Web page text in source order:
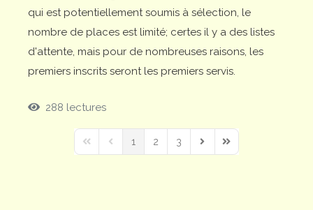
qui est potentiellement soumis à sélection, le
nombre de places est limité; certes il y a des listes
d'attente, mais pour de nombreuses raisons, les
premiers inscrits seront les premiers servis.
288 lectures
First PagePrevious Page
1 2 3
Next PageLast Page